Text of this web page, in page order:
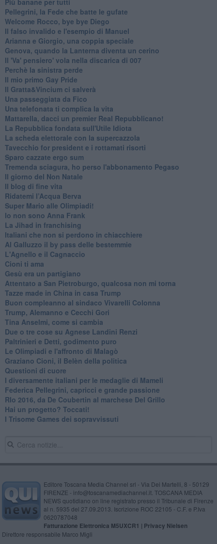
Più banane per tutti
Pellegrini, la Fede che batte le gufate
Welcome Rocco, bye bye Diego
Il falso invalido e l'esempio di Manuel
Arianna e Giorgio, una coppia speciale
Genova, quando la Lanterna diventa un cerino
Il 'Va' pensiero' vola nella discarica di 007
Perchè la sinistra perde
Il mio primo Gay Pride
Il Gratta&Vincium ci salverà
Una passeggiata da Fico
Una telefonata ti complica la vita
Mattarella, dacci un premier Real Repubblicano!
La Repubblica fondata sull'Utile Idiota
La scheda elettorale con la supercazzola
Tavecchio for president e i rottamati risorti
Sparo cazzate ergo sum
Tremenda sciagura, ho perso l'abbonamento Pegaso
Il giorno del Non Natale
Il blog di fine vita
​Ridatemi l’Acqua Berva
Super Mario alle Olimpiadi!
Io non sono Anna Frank
​La Jihad in franchising
Italiani che non si perdono in chiacchiere
Al Galluzzo il by pass delle bestemmie
L'Agnello e il Cagnaccio
Cioni ti ama
​Gesù era un partigiano
Attentato a San Pietroburgo, qualcosa non mi torna
Tazze made in China in casa Trump
Buon compleanno al sindaco Vivarelli Colonna
Trump, Alemanno e Cecchi Gori
Tina Anselmi, come si cambia
Due o tre cose su Agnese Landini Renzi
Paltrinieri e Detti, godimento puro
Le Olimpiadi e l'affronto di Malagò
Graziano Cioni, il Belèn della politica
Questioni di cuore
I diversamente italiani per le medaglie di Mameli
Federica Pellegrini, capricci e grande passione
RIo 2016, da De Coubertin al marchese Del Grillo
​Hai un progetto? Toccati!
​I Trisome Games dei sopravvissuti
Editore Toscana Media Channel srl - Via Dei Martelli, 8 - 50129
FIRENZE - info@toscanamediachannel.it. TOSCANA MEDIA
NEWS quotidiano on line registrato presso il Tribunale di Firenze
al n. 5935 del 27.09.2013. Iscrizione ROC 22105 - C.F. e P.Iva
0620787048
Fatturazione Elettronica M5UXCR1 | Privacy Nielsen
Direttore responsabile Marco Migli